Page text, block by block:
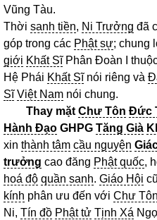
Vũng Tàu.
Thời sanh tiền, Ni Trưởng đã
góp trong các Phật sự; chung
giới Khất SĩPhân Đoàn I
Hệ Phái Khất Sĩnói riêng và
Sĩ Việt Nam nói chung.
Thay mặt Chư Tôn Đức
Hành Đạo GHPG Tăng Già
xin thành tâm cầu nguyện
trưởng cao đăng Phật quốc,
hoá độ quần sanh. Giáo Hội
kính phân ưu đến với Chư Tôn
Ni, Tín đồ Phật tử Tịnh Xá